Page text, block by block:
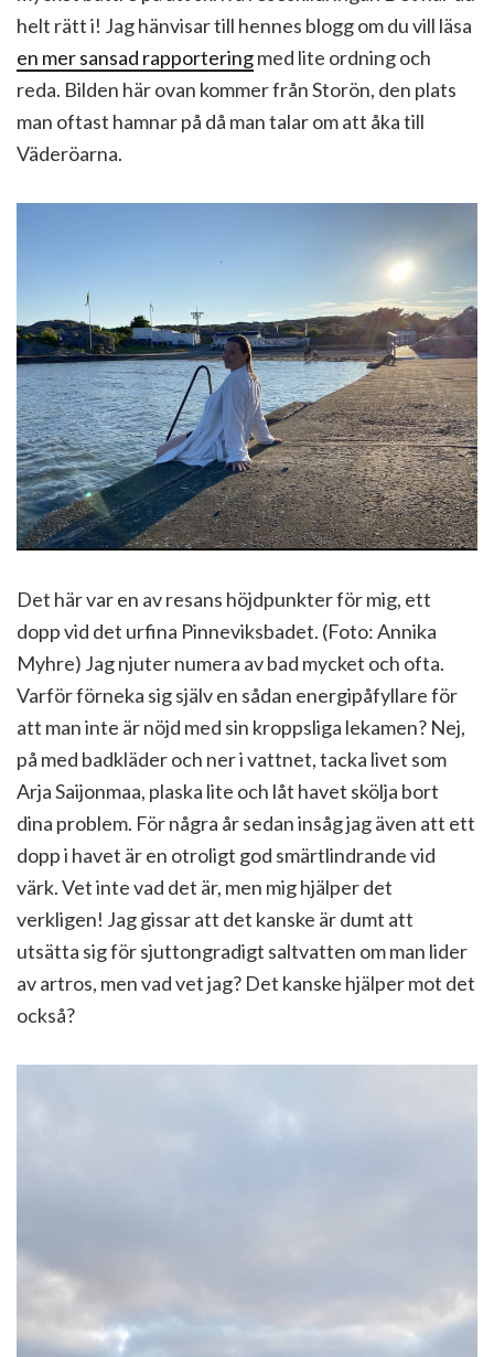
helt rätt i! Jag hänvisar till hennes blogg om du vill läsa
en mer sansad rapporteringmed lite ordning och
reda. Bilden här ovan kommer från Storön, den plats
man oftast hamnar på då man talar om att åka till
Väderöarna.
Det här var en av resans höjdpunkter för mig, ett
dopp vid det urfina Pinneviksbadet. (Foto: Annika
Myhre) Jag njuter numera av bad mycket och ofta.
Varför förneka sig själv en sådan energipåfyllare för
att man inte är nöjd med sin kroppsliga lekamen? Nej,
på med badkläder och ner i vattnet, tacka livet som
Arja Saijonmaa, plaska lite och låt havet skölja bort
dina problem. För några år sedan insåg jag även att ett
dopp i havet är en otroligt god smärtlindrande vid
värk. Vet inte vad det är, men mig hjälper det
verkligen! Jag gissar att det kanske är dumt att
utsätta sig för sjuttongradigt saltvatten om man lider
av artros, men vad vet jag? Det kanske hjälper mot det
också?